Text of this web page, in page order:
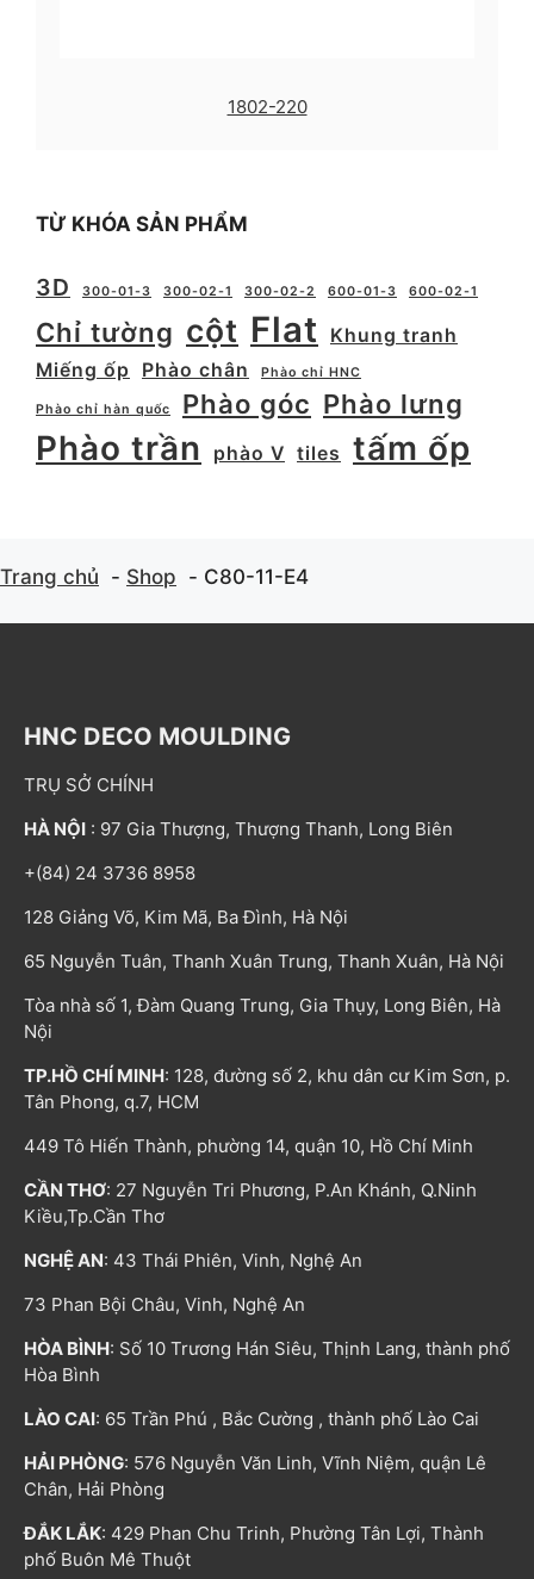
1802-220
TỪ KHÓA SẢN PHẨM
3D 300-01-3 300-02-1 300-02-2 600-01-3 600-02-1
Chỉ tường cột Flat
Khung tranh
Miếng ốp
Phào chân Phào chỉ HNC
Phào chỉ hàn quốc Phào góc Phào lưng
Phào trần phào V tiles tấm ốp
Trang chủ Shop C80-11-E4
HNC DECO MOULDING
TRỤ SỞ CHÍNH
HÀ NỘI : 97 Gia Thượng, Thượng Thanh, Long Biên
+(84) 24 3736 8958
128 Giảng Võ, Kim Mã, Ba Đình, Hà Nội
65 Nguyễn Tuân, Thanh Xuân Trung, Thanh Xuân, Hà Nội
Tòa nhà số 1, Đàm Quang Trung, Gia Thụy, Long Biên, Hà
Nội
TP.HỒ CHÍ MINH: 128, đường số 2, khu dân cư Kim Sơn, p.
Tân Phong, q.7, HCM
449 Tô Hiến Thành, phường 14, quận 10, Hồ Chí Minh
CẦN THƠ: 27 Nguyễn Tri Phương, P.An Khánh, Q.Ninh
Kiều,Tp.Cần Thơ
NGHỆ AN: 43 Thái Phiên, Vinh, Nghệ An
73 Phan Bội Châu, Vinh, Nghệ An
HÒA BÌNH: Số 10 Trương Hán Siêu, Thịnh Lang, thành phố
Hòa Bình
LÀO CAI: 65 Trần Phú , Bắc Cường , thành phố Lào Cai
HẢI PHÒNG: 576 Nguyễn Văn Linh, Vĩnh Niệm, quận Lê
Chân, Hải Phòng
ĐẮK LẮK: 429 Phan Chu Trinh, Phường Tân Lợi, Thành
phố Buôn Mê Thuột